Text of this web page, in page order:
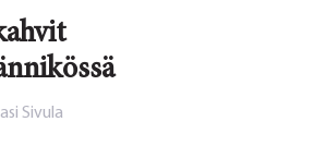
Sivula